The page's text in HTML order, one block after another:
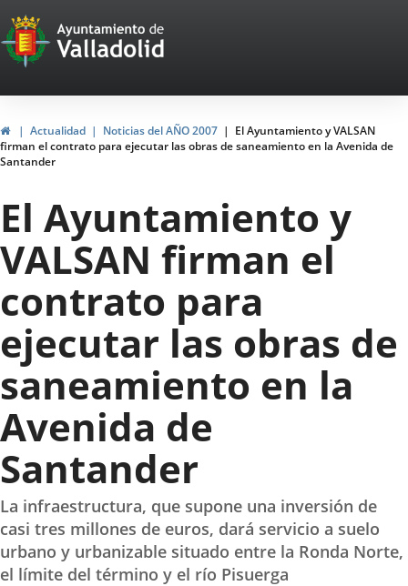
Portal
Web
del
Ayuntamiento
de
Valladolid
InicioActualidad Noticias del AÑO 2007
El Ayuntamiento y VALSAN
firman el contrato para ejecutar las obras de saneamiento en la Avenida de
Santander
El Ayuntamiento y
VALSAN firman el
contrato para
ejecutar las obras de
saneamiento en la
Avenida de
Santander
La infraestructura, que supone una inversión de
casi tres millones de euros, dará servicio a suelo
urbano y urbanizable situado entre la Ronda Norte,
el límite del término y el río Pisuerga